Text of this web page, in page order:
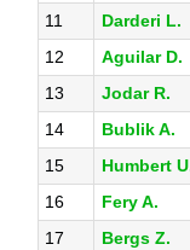
11
Darderi L.
12
Aguilar D.
13
Jodar R.
14
Bublik A.
15
Humbert
16
Fery A.
17
Bergs Z.